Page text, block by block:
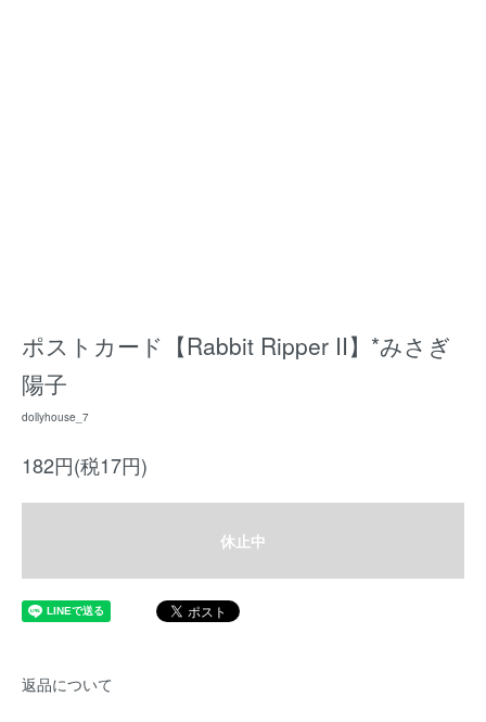
ポストカード【Rabbit Ripper II】*みさぎ
陽子
dollyhouse_7
182円(税17円)
休止中
返品について